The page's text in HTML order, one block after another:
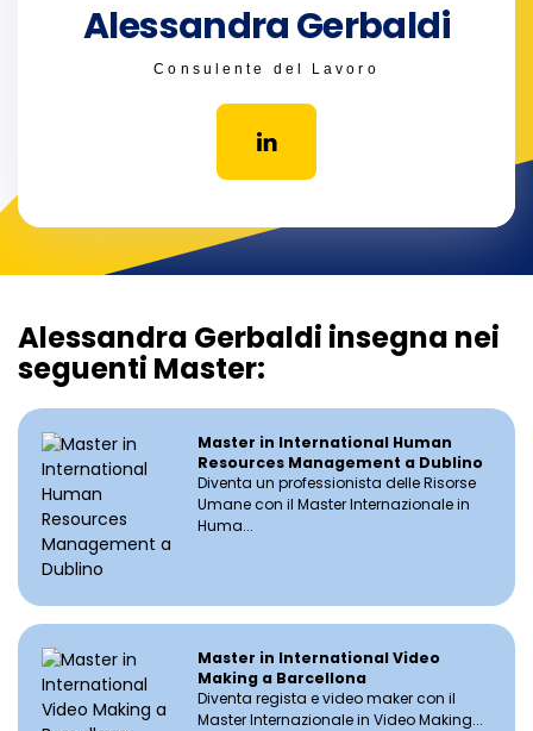
Alessandra Gerbaldi
Consulente del Lavoro
Alessandra Gerbaldi insegna nei
seguenti Master:
Master in International Human
Resources Management a Dublino
Diventa un professionista delle Risorse
Umane con il Master Internazionale in
Huma...
Master in International Video
Making a Barcellona
Diventa regista e video maker con il
Master Internazionale in Video Making...